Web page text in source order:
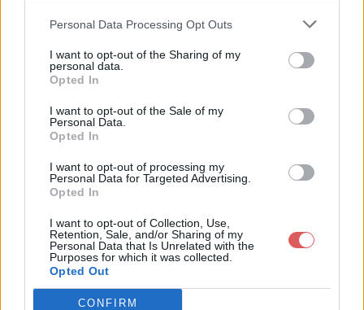
Personal Data Processing Opt Outs
I want to opt-out of the Sharing of my
personal data.
Opted In
I want to opt-out of the Sale of my
Personal Data.
Opted In
I want to opt-out of processing my
Personal Data for Targeted Advertising.
Opted In
I want to opt-out of Collection, Use,
Retention, Sale, and/or Sharing of my
Personal Data that Is Unrelated with the
Purposes for which it was collected.
Opted Out
CONFIRM
Télécharger le fichier cours 9 Le
s grands moments de l'éthique
médicale.docx
Télécharger cours 9 Les grands m
oments de l'éthique médicale.doc
x